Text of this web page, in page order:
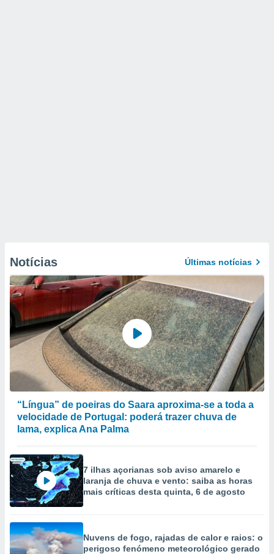
Notícias Últimas notícias
“Língua” de poeiras do Saara aproxima-se a toda a
velocidade de Portugal: poderá trazer chuva de
lama, explica Ana Palma
7 ilhas açorianas sob aviso amarelo e
laranja de chuva e vento: saiba as horas
mais críticas desta quinta, 6 de agosto
Nuvens de fogo, rajadas de calor e raios: o
perigoso fenómeno meteorológico gerado